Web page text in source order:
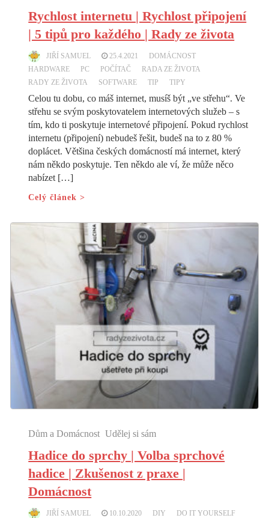
Rychlost internetu | Rychlost připojení
| 5 tipů pro každého | Rady ze života
JIŘÍ SAMUEL 25.4.2021
DOMÁCNOST
HARDWARE
PC POČÍTAČ
RADA ZE ŽIVOTA
RADY ZE ŽIVOTA
SOFTWARE TIP TIPY
Celou tu dobu, co máš internet, musíš být „ve střehu“. Ve
střehu se svým poskytovatelem internetových služeb – s
tím, kdo ti poskytuje internetové připojení. Pokud rychlost
internetu (připojení) nebudeš řešit, budeš na to z 80 %
doplácet. Většina českých domácností má internet, který
nám někdo poskytuje. Ten někdo ale ví, že může něco
nabízet […]
Celý článek >
Dům a Domácnost Udělej si sám
Hadice do sprchy | Volba sprchové
hadice | Zkušenost z praxe |
Domácnost
JIŘÍ SAMUEL 10.10.2020 DIY
DO IT YOURSELF